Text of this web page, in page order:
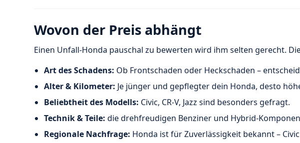
Wovon der Preis abhängt
Einen Unfall-Honda pauschal zu bewerten wird ihm selten gerecht.
Art des Schadens: Ob Frontschaden oder Heckschaden –
Alter & Kilometer: Je jünger und gepflegter dein Honda, desto
Beliebtheit des Modells: Civic, CR-V, Jazz sind besonders gefragt.
Technik & Teile: die drehfreudigen Benziner und Hybrid-
Regionale Nachfrage: Honda ist für Zuverlässigkeit bekannt –